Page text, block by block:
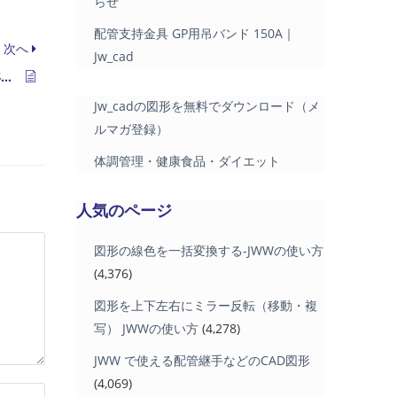
次へ
ガス温水式衣類乾燥機 RDOシリーズ 2026年秋発売
配管支持金具 GP用吊バンド 150A｜
Jw_cad
Jw_cadの図形を無料でダウンロード（メ
ルマガ登録）
体調管理・健康食品・ダイエット
人気のページ
図形の線色を一括変換する-JWWの使い方
(4,376)
図形を上下左右にミラー反転（移動・複
写） JWWの使い方 (4,278)
JWW で使える配管継手などのCAD図形
(4,069)